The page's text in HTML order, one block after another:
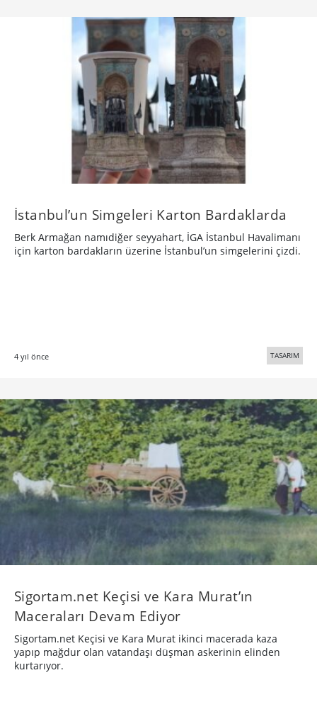
İstanbul’un Simgeleri Karton Bardaklarda
Berk Armağan namıdiğer seyyahart, İGA İstanbul Havalimanı
için karton bardakların üzerine İstanbul’un simgelerini çizdi.
4 yıl önce TASARIM
Sigortam.net Keçisi ve Kara Murat’ın
Maceraları Devam Ediyor
Sigortam.net Keçisi ve Kara Murat ikinci macerada kaza
yapıp mağdur olan vatandaşı düşman askerinin elinden
kurtarıyor.